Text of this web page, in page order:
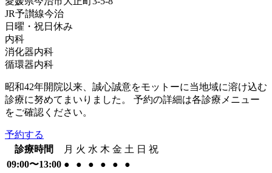
JR予讃線今治
日曜・祝日 休み
内科
消化器内科
循環器内科
昭和42年開院以来、誠心誠意をモットーに当地域に溶け込む
診療に努めてまいりました。 予約の詳細は各診療メニュー
をご確認ください。
予約する
診療時間
月 火 水 木 金 土 日 祝
09:00〜13:00 ● ● ● ● ●
●